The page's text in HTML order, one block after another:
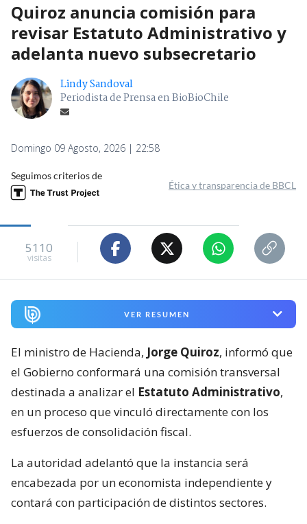
Quiroz anuncia comisión para
revisar Estatuto Administrativo y
adelanta nuevo subsecretario
Lindy Sandoval
Periodista de Prensa en BioBioChile
Domingo 09 Agosto, 2026 | 22:58
Seguimos criterios de
Ética y transparencia de BBCL
5110
visitas
VER RESUMEN
El ministro de Hacienda, Jorge Quiroz, informó que
el Gobierno conformará una comisión transversal
destinada a analizar el Estatuto Administrativo,
en un proceso que vinculó directamente con los
esfuerzos de consolidación fiscal.
La autoridad adelantó que la instancia será
encabezada por un economista independiente y
contará con participación de distintos sectores.